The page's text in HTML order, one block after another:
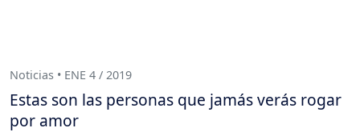
Noticias • ENE 4 / 2019
Estas son las personas que jamás verás rogar
por amor